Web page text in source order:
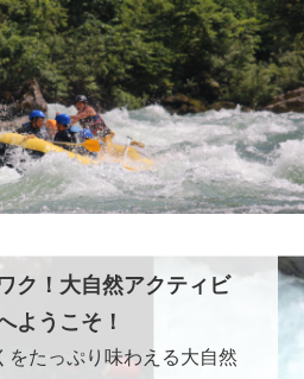
ク！大自然アクティビ
ようこそ！
をたっぷり味わえる大自然